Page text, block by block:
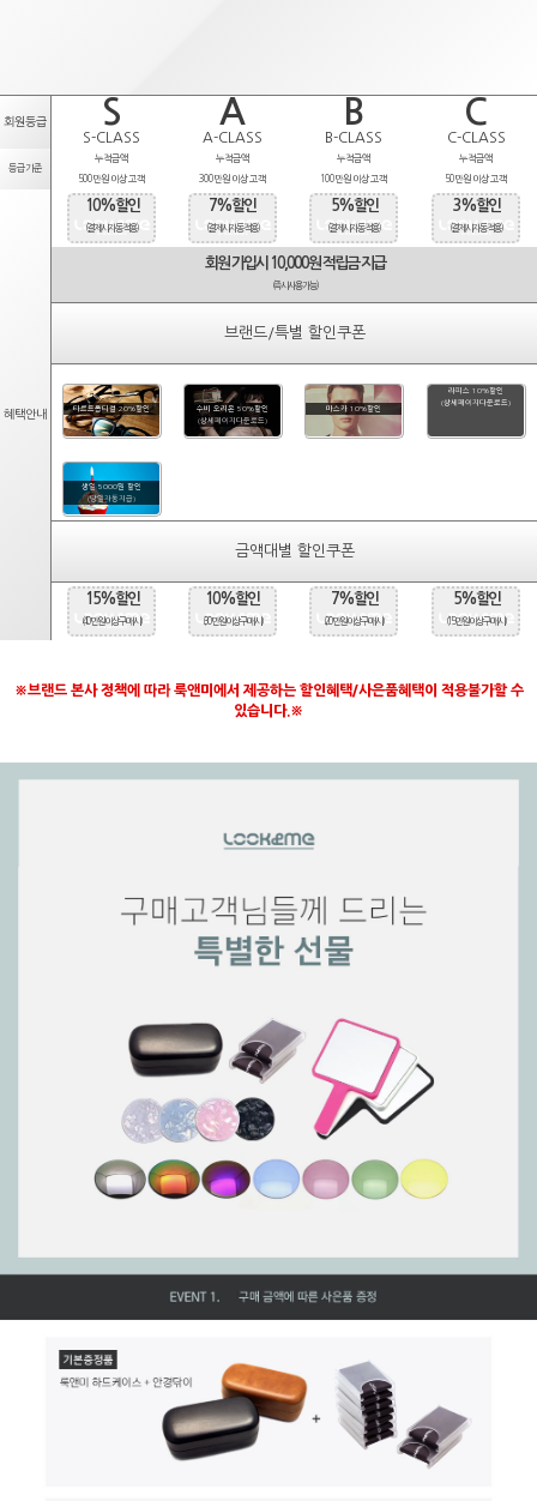
회원등급 S A B C
S-CLASS A-CLASS B-CLASS C-CLASS
등급기준
누적금액
500만원 이상 고객
누적금액
300만원 이상 고객
누적금액
100만원 이상 고객
누적금액
50만원 이상 고객
혜택안내
10%할인
(결제시 자동적용)
7%할인
(결제시 자동적용)
5%할인
(결제시 자동적용)
3%할인
(결제시 자동적용)
회원 가입시 10,000원 적립금 지급
(즉시사용가능)
브랜드/특별 할인쿠폰
타르트옵티컬 20%할인
수비 오리온 50%할인
(상세페이지다운로드)
마스카 10%할인
라피스 10%할인
(상세페이지다운로드)
생일 5000원 할인
(당일자동지급)
금액대별 할인쿠폰
15%할인
(40만원 이상 구매시)
10%할인
(30만원 이상 구매시)
7%할인
(20만원 이상 구매시)
5%할인
(15만원 이상 구매시)
※브랜드 본사 정책에 따라 룩앤미에서 제공하는 할인혜택/사은품혜택이 적용불가할 수
있습니다.※